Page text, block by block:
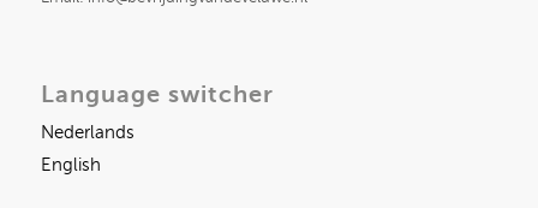
Language switcher
Nederlands
English